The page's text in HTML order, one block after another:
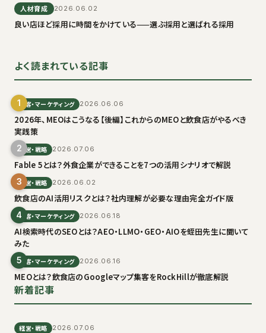
人材育成 2026.06.02
良い店ほど採用に時間をかけている——選ぶ採用と選ばれる採用
よく読まれている記事
1 集客・マーケティング 2026.06.06
2026年、MEOはこうなる【後編】これからのMEOと飲食店がやるべき
実践策
2経営・戦略 2026.07.06
Fable 5とは？外食企業ができることを7つの活用シナリオで解説
3経営・戦略 2026.06.02
飲食店のAI活用リスクとは？社内理解が必要な理由完全ガイド版
4集客・マーケティング 2026.06.18
AI検索時代のSEOとは？AEO・LLMO・GEO・AIOを蛭田先生に聞いて
みた
5集客・マーケティング 2026.06.16
MEOとは？飲食店のGoogleマップ集客をRockHillが徹底解説
新着記事
経営・戦略 2026.07.06